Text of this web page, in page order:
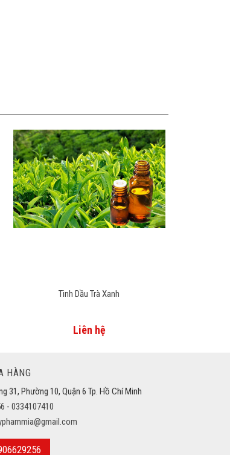
Tinh Dầu Trà Xanh
Liên hệ
HÀNG
31, Phường 10, Quận 6 Tp. Hồ Chí Minh
- 0334107410